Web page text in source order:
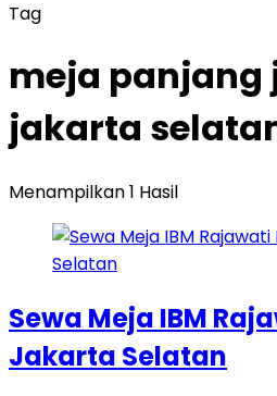
Tag
meja panjang
jakarta
Menampilkan 1 Hasil
Sewa Meja IBM
Jakarta Selatan